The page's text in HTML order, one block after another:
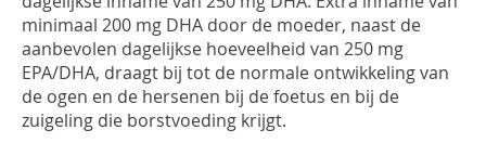
minimaal 200 mg DHA door de moeder, naast de
aanbevolen dagelijkse hoeveelheid van 250 mg
EPA/DHA, draagt bij tot de normale ontwikkeling van
de ogen en de hersenen bij de foetus en bij de
zuigeling die borstvoeding krijgt.